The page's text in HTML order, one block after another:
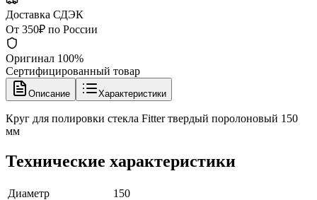
Доставка СДЭК
От 350₽ по России
Оригинал 100%
Сертифицированный товар
Описание Характеристики
Круг для полировки стекла Fitter твердый поролоновый 150
мм
Технические характеристики
Диаметр
150